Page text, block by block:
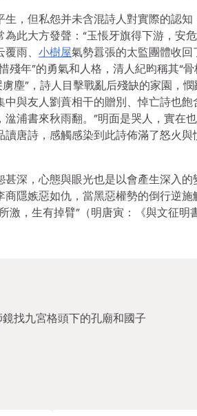
，但私怨并未含混詩人對實際的認
此大方發聲：“玉悵牙旗得下游，安
雨、 小樹屋氣勢囂張的太監團體收
殘年”的勇氣和人格，清人紀昀稱其“
塵”，詩人目擊戰亂后殘缺的家園，
與友人劉蕡相干的贈別、悼亡詩也
浦書來秋雨翻。”明面是哭人，實在
唐詩，感觸感染到此詩佈滿了怒火
深，心態與眼光也是以會產生深入
隱嫉惡如仇，當黑惡權勢的倒行逆
激，生有掉臂”（明唐寅：《與文征
找九宮格頭下的孔廟和國子